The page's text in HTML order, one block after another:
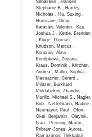
Sébastien , Hansen,
Stephanie B , Hartley,
Nicholas , Hu, Suxing ,
Hurricane, Omar ,
Karasiev, Valentin , Kas,
Joshua J , Kettle, Brendan
, Kluge, Thomas ,
Knudson, Marcus ,
Kononov, Alina ,
Konôpková, Zuzana ,
Kraus, Dominik , Kritcher,
Andrea , Malko, Sophia ,
Massacrier, Gérard ,
Militzer, Burkhard ,
Moldabekov, Zhandos ,
Murillo, Michael S , Nagler,
Bob , Nettelmann, Nadine ,
Neumayer, Paul , Ofori-
Okai, Benjamin , Oleynik,
Ivan , Preising, Martin ,
Pribram-Jones, Aurora ,